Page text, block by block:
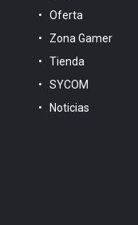
Oferta
Zona Gamer
Tienda
SYCOM
Noticias